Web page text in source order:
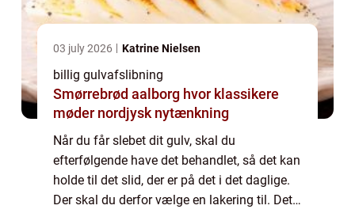
03 july 2026 Katrine Nielsen
billig gulvafslibning
Smørrebrød aalborg hvor klassikere
møder nordjysk nytænkning
Når du får slebet dit gulv, skal du
efterfølgende have det behandlet, så det kan
holde til det slid, der er på det i det daglige.
Der skal du derfor vælge en lakering til. Det